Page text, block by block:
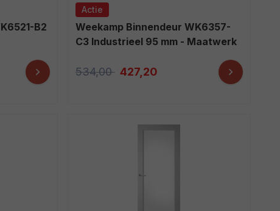
Actie
Weekamp Binnendeur WK6357-
C3 Industrieel 95 mm - Maatwerk
534,00 427,20